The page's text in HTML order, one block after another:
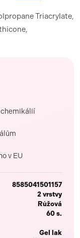
Triacrylate,
chemikálií
v EU
8585041501157
2 vrstvy
Růžová
60 s.
Gel lak